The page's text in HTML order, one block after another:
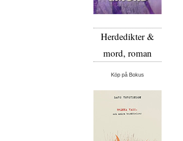
Herdedikter &
mord, roman
Köp på Bokus